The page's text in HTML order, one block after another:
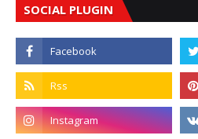
SOCIAL PLUGIN